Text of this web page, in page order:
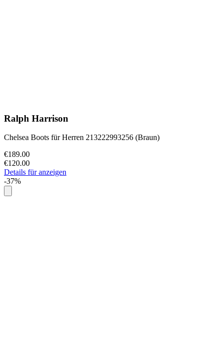
Ralph Harrison
Chelsea Boots für Herren 213222993256 (Braun)
€189.00
€120.00
Details für anzeigen
-37%